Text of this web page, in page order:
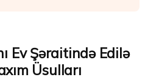
Ev Şəraitində Edilə
Üsulları